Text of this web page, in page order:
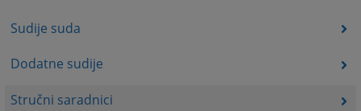
Sudije suda
Dodatne sudije
Stručni saradnici